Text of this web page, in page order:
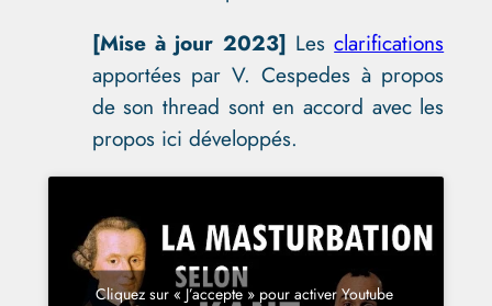
[Mise à jour 2023] Lesclarifications
apportées par V. Cespedes à propos
de son thread sont en accord avec les
propos ici développés.
Cliquez sur « J’accepte » pour activer Youtube